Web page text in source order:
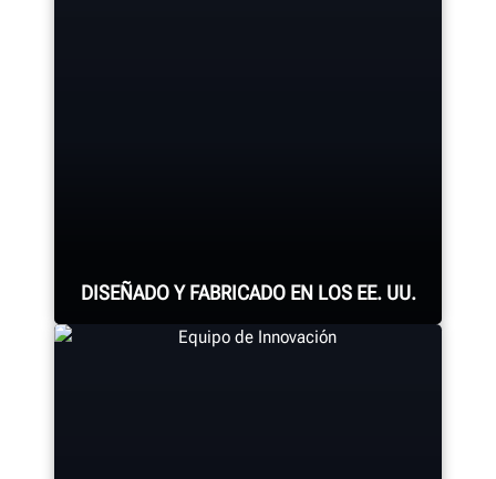
DISEÑADO Y FABRICADO EN LOS EE. UU.